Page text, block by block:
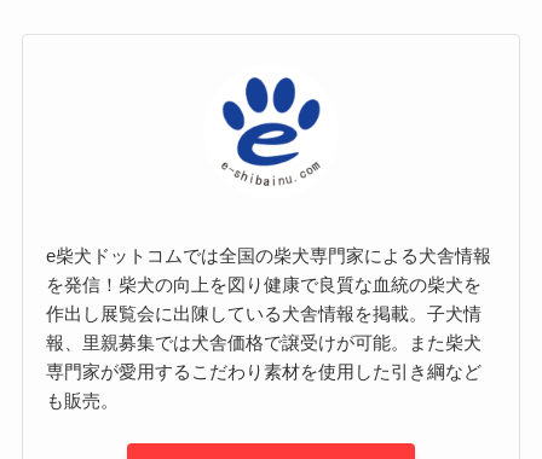
e柴犬ドットコムでは全国の柴犬専門家による犬舎情報
を発信！柴犬の向上を図り健康で良質な血統の柴犬を
作出し展覧会に出陳している犬舎情報を掲載。子犬情
報、里親募集では犬舎価格で譲受けが可能。また柴犬
専門家が愛用するこだわり素材を使用した引き綱など
も販売。